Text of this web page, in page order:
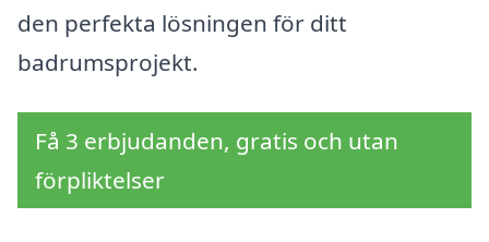
den perfekta lösningen för ditt
badrumsprojekt.
Få 3 erbjudanden, gratis och utan
förpliktelser